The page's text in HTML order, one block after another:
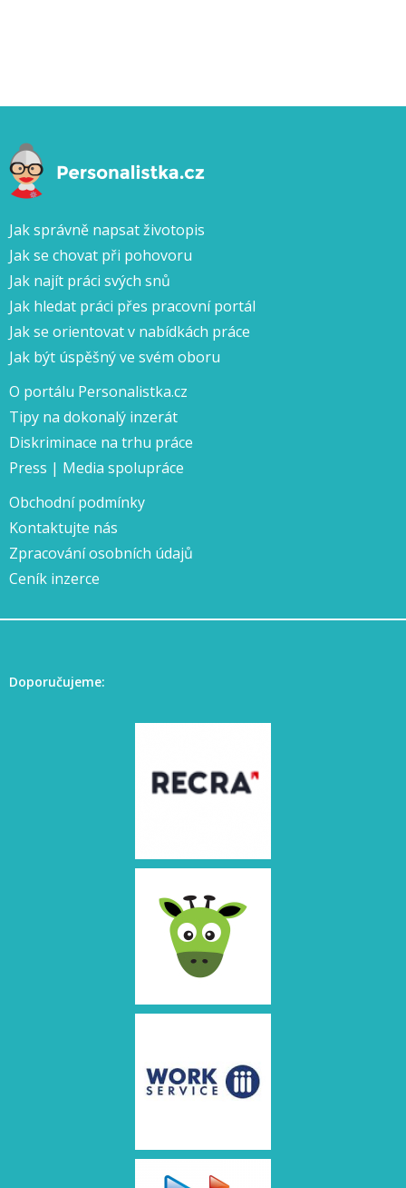
Jak správně napsat životopis
Jak se chovat při pohovoru
Jak najít práci svých snů
Jak hledat práci přes pracovní portál
Jak se orientovat v nabídkách práce
Jak být úspěšný ve svém oboru
O portálu Personalistka.cz
Tipy na dokonalý inzerát
Diskriminace na trhu práce
Press | Media spolupráce
Obchodní podmínky
Kontaktujte nás
Zpracování osobních údajů
Ceník inzerce
Doporučujeme: